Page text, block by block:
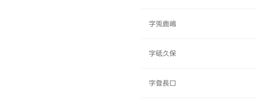
字兎鹿嶋
字砥久保
字登長口